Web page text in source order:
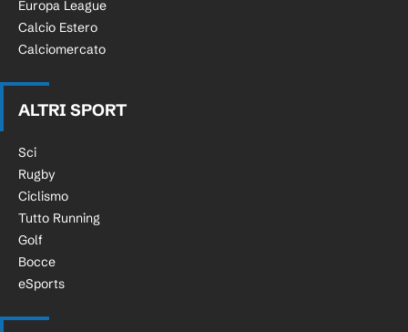
Europa League
Calcio Estero
Calciomercato
ALTRI SPORT
Sci
Rugby
Ciclismo
Tutto Running
Golf
Bocce
eSports